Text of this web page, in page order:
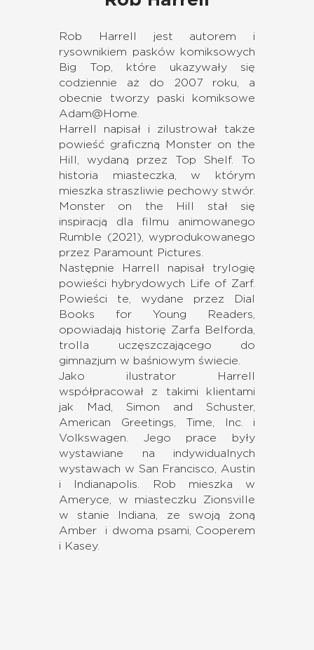
Rob Harrell jest autorem i
rysownikiem pasków komiksowych
Big Top, które ukazywały się
codziennie aż do 2007 roku, a
obecnie tworzy paski komiksowe
Adam@Home.
Harrell napisał i zilustrował także
powieść graficzną Monster on the
Hill, wydaną przez Top Shelf. To
historia miasteczka, w którym
mieszka straszliwie pechowy stwór.
Monster on the Hill stał się
inspiracją dla filmu animowanego
Rumble (2021), wyprodukowanego
przez Paramount Pictures.
Następnie Harrell napisał trylogię
powieści hybrydowych Life of Zarf.
Powieści te, wydane przez Dial
Books for Young Readers,
opowiadają historię Zarfa Belforda,
trolla uczęszczającego do
gimnazjum w baśniowym świecie.
Jako ilustrator Harrell
współpracował z takimi klientami
jak Mad, Simon and Schuster,
American Greetings, Time, Inc. i
Volkswagen. Jego prace były
wystawiane na indywidualnych
wystawach w San Francisco, Austin
i Indianapolis. Rob mieszka w
Ameryce, w miasteczku Zionsville
w stanie Indiana, ze swoją żoną
Amber i dwoma psami, Cooperem
i Kasey.